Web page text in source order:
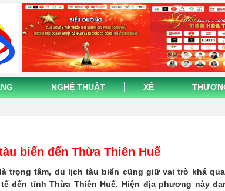
NGHỆ THUẬT XẾ
biển đến Thừa Thiên Huế
trọng tâm, du lịch tàu biển cũng giữ vai trò khá
đến tỉnh Thừa Thiên Huế. Hiện địa phương này